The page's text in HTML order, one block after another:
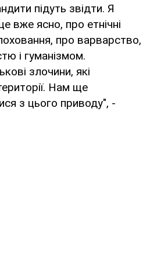
підуть звідти. Я
вже ясно, про етнічні
про варварство,
і гуманізмом.
злочини, які
Нам ще
з цього приводу", -